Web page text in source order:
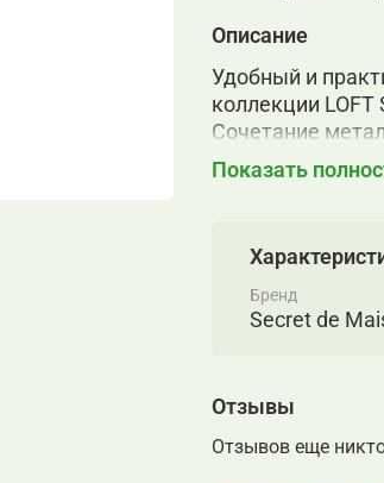
Описание
Удобный и
коллекции
Сочетание
украшенного
Удобный размер
сохранить
мебелью из
Показать
Бренд
Secret de
Отзывы
Отзывов еще